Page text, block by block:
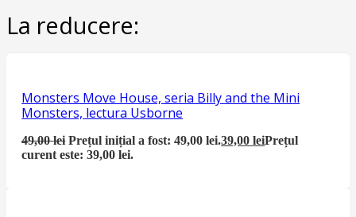
La reducere:
Monsters Move House, seria Billy and the Mini
Monsters, lectura Usborne
49,00lei Prețul inițial a fost: 49,00 lei.39,00leiPrețul
curent este: 39,00 lei.